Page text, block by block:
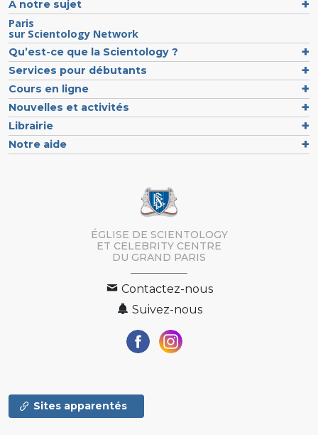
À notre sujet
Paris
sur Scientology Network
Qu’est-ce que la Scientology ?
Services pour débutants
Cours en ligne
Nouvelles et activités
Librairie
Notre aide
ÉGLISE DE SCIENTOLOGY
ET CELEBRITY CENTRE
DU GRAND PARIS
Contactez-nous
Suivez-nous
Sites apparentés